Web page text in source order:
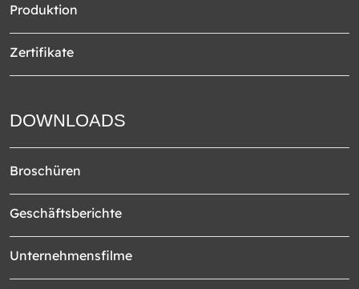
Produktion
Zertifikate
DOWNLOADS
Broschüren
Geschäftsberichte
Unternehmensfilme